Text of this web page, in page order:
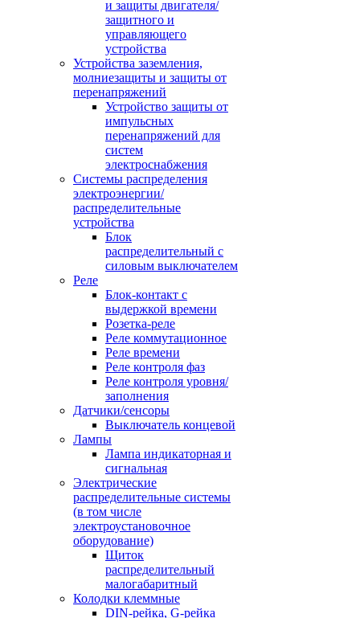
и защиты двигателя/
защитного и
управляющего
устройства
Устройства заземления,
молниезащиты и защиты от
перенапряжений
Устройство защиты от
импульсных
перенапряжений для
систем
электроснабжения
Системы распределения
электроэнергии/
распределительные
устройства
Блок
распределительный с
силовым выключателем
Реле
Блок-контакт с
выдержкой времени
Розетка-реле
Реле коммутационное
Реле времени
Реле контроля фаз
Реле контроля уровня/
заполнения
Датчики/сенсоры
Выключатель концевой
Лампы
Лампа индикаторная и
сигнальная
Электрические
распределительные системы
(в том числе
электроустановочное
оборудование)
Щиток
распределительный
малогабаритный
Колодки клеммные
DIN-рейка, G-рейка